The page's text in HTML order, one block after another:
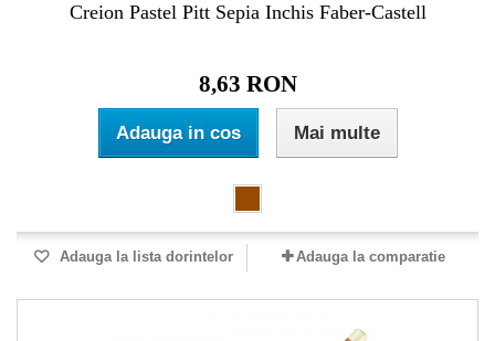
Creion Pastel Pitt Sepia Inchis Faber-Castell
8,63 RON
Adauga in cos Mai multe
Adauga la lista dorintelor Adauga la comparatie